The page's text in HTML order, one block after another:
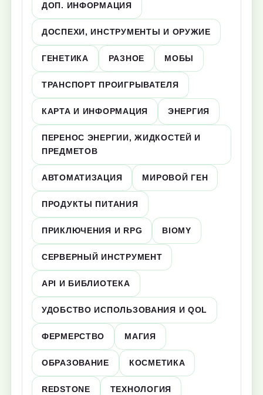
ДОП. ИНФОРМАЦИЯ
ДОСПЕХИ, ИНСТРУМЕНТЫ И ОРУЖИЕ
ГЕНЕТИКА РАЗНОЕ МОБЫ
ТРАНСПОРТ ПРОИГРЫВАТЕЛЯ
КАРТА И ИНФОРМАЦИЯ ЭНЕРГИЯ
ПЕРЕНОС ЭНЕРГИИ, ЖИДКОСТЕЙ И
ПРЕДМЕТОВ
АВТОМАТИЗАЦИЯ МИРОВОЙ ГЕН
ПРОДУКТЫ ПИТАНИЯ
ПРИКЛЮЧЕНИЯ И RPG BIOMY
СЕРВЕРНЫЙ ИНСТРУМЕНТ
API И БИБЛИОТЕКА
УДОБСТВО ИСПОЛЬЗОВАНИЯ И QOL
ФЕРМЕРСТВО МАГИЯ
ОБРАЗОВАНИЕ КОСМЕТИКА
REDSTONE ТЕХНОЛОГИЯ